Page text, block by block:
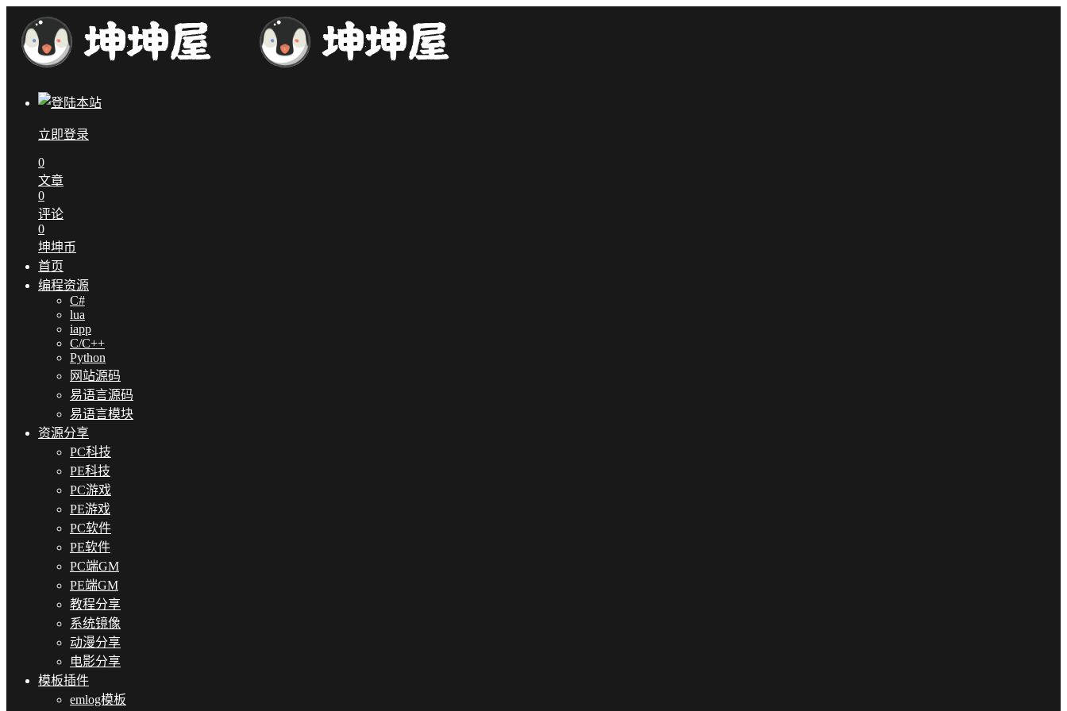
立即登录
0
文章
0
评论
0
坤坤币
首页
编程资源
C#
lua
iapp
C/C++
Python
网站源码
易语言源码
易语言模块
资源分享
PC科技
PE科技
PC游戏
PE游戏
PC软件
PE软件
PC端GM
PE端GM
教程分享
系统镜像
动漫分享
电影分享
模板插件
emlog模板